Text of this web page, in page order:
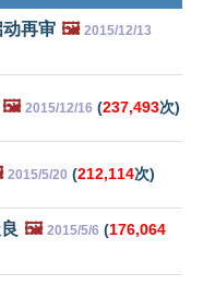
再审 🖼️ 2015/12/13
🖼️ 2015/12/16 (237,493次)
2015/5/20 (212,114次)
🖼️ 2015/5/6 (176,064